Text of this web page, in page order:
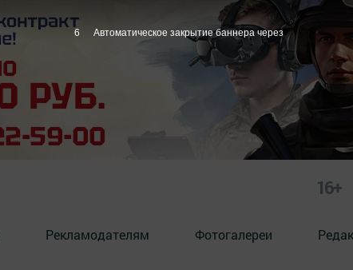
16+
Рекламодателям Фотогалереи
5 Автоматическое закрытие баннера через